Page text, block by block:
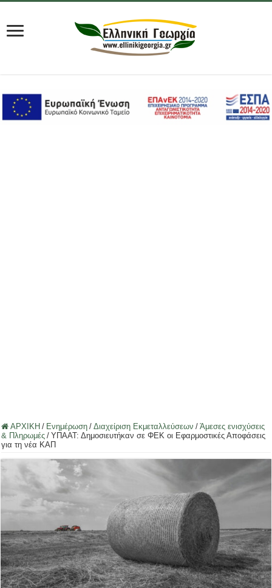
ΑΡΧΙΚΗ / Ενημέρωση / Διαχείριση Εκμεταλλεύσεων / Άμεσες ενισχύσεις
& Πληρωμές / ΥΠΑΑΤ: Δημοσιευτήκαν σε ΦΕΚ οι Εφαρμοστικές Αποφάσεις
για τη νέα ΚΑΠ